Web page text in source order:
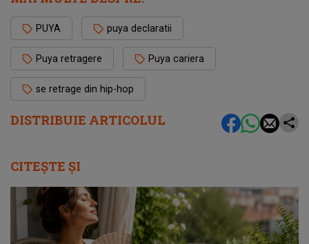
DISTRIBUIE ARTICOLUL
PUYA puya declaratii
Puya retragere Puya cariera
se retrage din hip-hop
CITEȘTE ȘI